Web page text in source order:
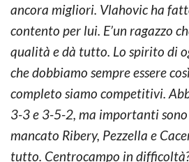
ancora migliori. Vlahovic ha
contento per lui. E’un ragazzo
qualità e dà tutto. Lo spirito di
che dobbiamo sempre essere
completo siamo competitivi.
3-3 e 3-5-2, ma importanti sono
mancato Ribery, Pezzella e
tutto. Centrocampo in